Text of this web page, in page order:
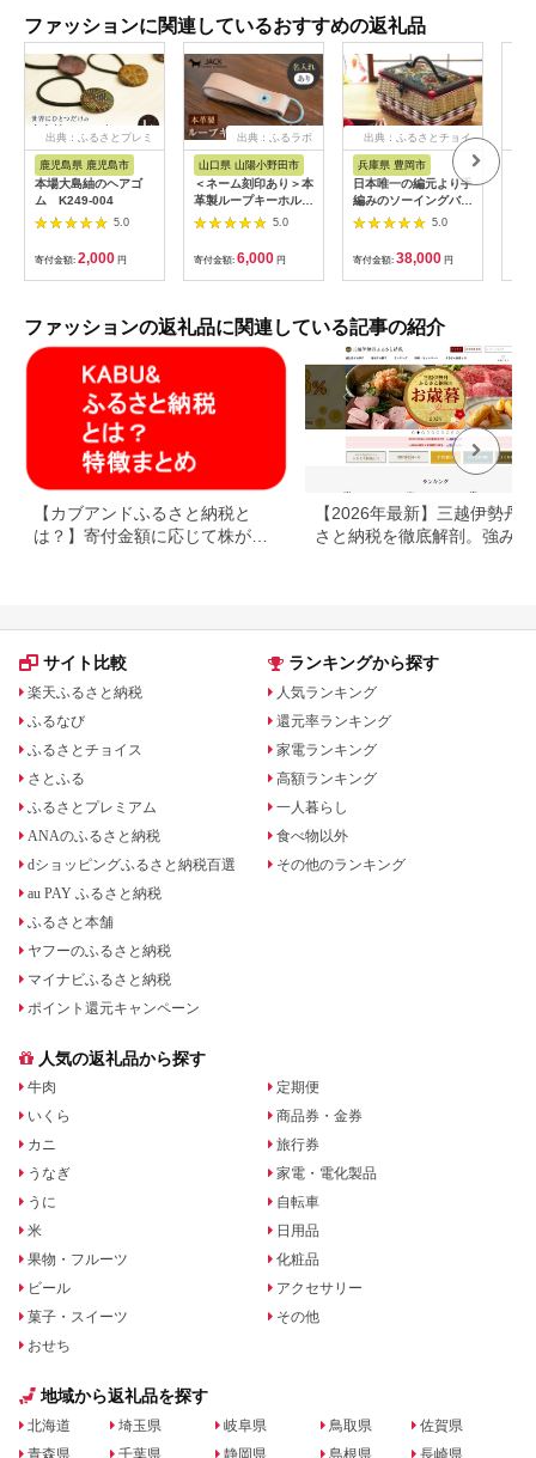
ファッションに関連しているおすすめの返礼品
出典：ふるさとプレミ
アム
鹿児島県 鹿児島市
本場大島紬のヘアゴ
ム K249-004
5.0
寄付金額: 2,000 円
出典：ふるラボ
山口県 山陽小野田市
＜ネーム刻印あり＞本
革製ループキーホルダ
ー キーホルダー 本革
革製品 名入れ ネーム
刻印 贈り物 ギフト
F6L-164
5.0
寄付金額: 6,000 円
出典：ふるさとチョイ
兵庫県 豊岡市
日本唯一の編元より手
編みのソーイングバス
ケット（お裁縫箱）フ
タ持ち手タイプ
5.0
寄付金額: 38,000 円
ファッションの返礼品に関連している記事の紹介
【カブアンドふるさと納税と
は？】寄付金額に応じて株がも
【2026年最新】三越伊勢丹
さと納税を徹底解剖。強みと
サイト比較
楽天ふるさと納税
ふるなび
ふるさとチョイス
さとふる
ふるさとプレミアム
ANAのふるさと納税
dショッピングふるさと納税百選
au PAY ふるさと納税
ふるさと本舗
ヤフーのふるさと納税
マイナビふるさと納税
ポイント還元キャンペーン
ランキングから探す
人気ランキング
還元率ランキング
家電ランキング
高額ランキング
一人暮らし
食べ物以外
その他のランキング
人気の返礼品から探す
牛肉
いくら
カニ
うなぎ
うに
米
果物・フルーツ
ビール
菓子・スイーツ
おせち
定期便
商品券・金券
旅行券
家電・電化製品
自転車
日用品
化粧品
アクセサリー
その他
地域から返礼品を探す
北海道
青森県
埼玉県
千葉県
岐阜県
静岡県
鳥取県
島根県
佐賀県
長崎県